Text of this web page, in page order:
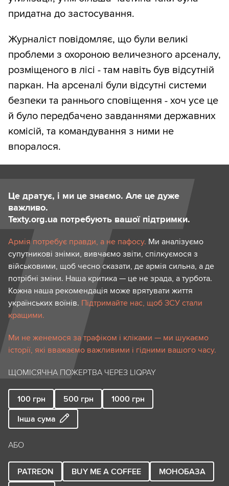
придатна до застосування.
Журналіст повідомляє, що були великі
проблеми з охороною величезного арсеналу,
розміщеного в лісі - там навіть був відсутній
паркан. На арсеналі були відсутні системи
безпеки та раннього сповіщення - хоч усе це
й було передбачено завданнями державних
комісій, та командування з ними не
впоралося.
Це дратує, і ми це знаємо. Але це дуже
важливо.
Texty.org.ua потребують вашої підтримки.
Армія потребує правди, а не пафосу. Ми аналізуємо
супутникові знімки, вивчаємо звіти, спілкуємося з
військовими, щоб чесно сказати, де армія сильна, а де
потрібні зміни. Наша критика — це не зрада, а турбота.
Кожна наша рекомендація може врятувати життя
українських воїнів. Підтримайте нас, щоб ЗСУ стали
кращими.
Ми не женемося за трафіком і кліками — ми шукаємо
історії, які вважаємо важливими і гідними вашого часу.
ЩОМІСЯЧНА ПОЖЕРТВА ЧЕРЕЗ LIQPAY
100 грн 500 грн 1000 грн
Інша сума
АБО
PATREON BUY ME A COFFEE
МОНОБАЗА